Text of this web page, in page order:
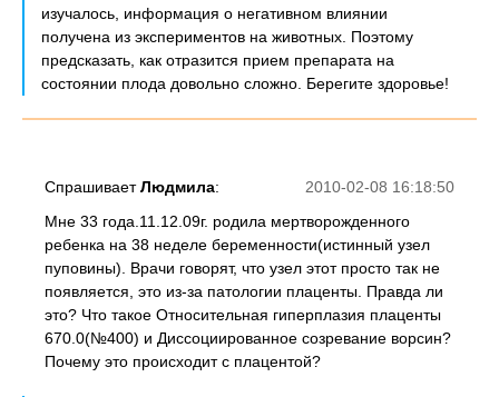
изучалось, информация о негативном влиянии
получена из экспериментов на животных. Поэтому
предсказать, как отразится прием препарата на
состоянии плода довольно сложно. Берегите здоровье!
2010-02-08 16:18:50
СпрашиваетЛюдмила:
Мне 33 года.11.12.09г. родила мертворожденного
ребенка на 38 неделе беременности(истинный узел
пуповины). Врачи говорят, что узел этот просто так не
появляется, это из-за патологии плаценты. Правда ли
это? Что такое Относительная гиперплазия плаценты
670.0(№400) и Диссоциированное созревание ворсин?
Почему это происходит с плацентой?